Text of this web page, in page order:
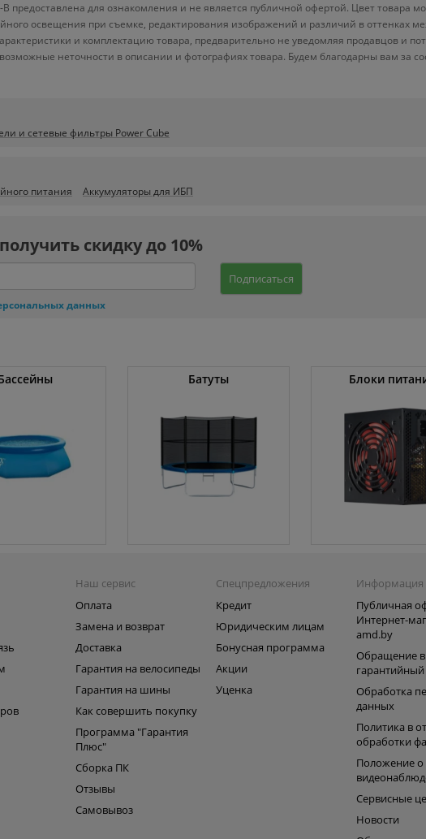
предоставлена для ознакомления и не является публичной офертой. Цвет товара
освещения при съемке, редактирования изображений и различий в оттенках
и комплектацию товара, предварительно не уведомляя продавцов и
неточности в описании и фотографиях товара. Будем благодарны вам за
и сетевые фильтры Power Cube
питания Аккумуляторы для ИБП
скидку до 10%
Подписаться
данных
Батуты Блоки
Наш сервис
Оплата
Замена и возврат
Доставка
Гарантия на велосипеды
Гарантия на шины
Как совершить покупку
Программа "Гарантия
Плюс"
Сборка ПК
Отзывы
Самовывоз
Спецпредложения
Кредит
Юридическим лицам
Бонусная программа
Акции
Уценка
Информация
Публичная
Интернет-
amd.by
Обращение в
гарантийный
Обработка
данных
Политика в
обработки
Положение о
Сервисные
Новости